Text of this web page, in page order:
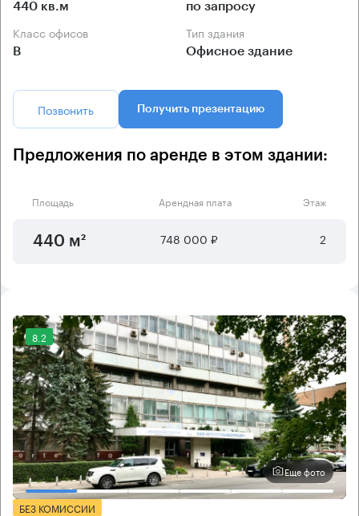
440 кв.м по запросу
Класс офисов
B
Тип здания
Офисное здание
Позвонить Получить презентацию
Предложения по аренде в этом здании:
Площадь Арендная плата Этаж
440 м² 748 000 ₽ 2
8.2
Еще фото
БЕЗ КОМИССИИ